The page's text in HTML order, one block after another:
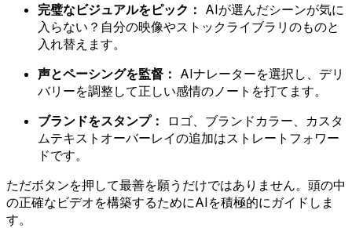
完璧なビジュアルをピック： AIが選んだシーンが気に
入らない？自分の映像やストックライブラリのものと
入れ替えます。
声とペーシングを監督： AIナレーターを選択し、デリ
バリーを調整して正しい感情のノートを打てます。
ブランドをスタンプ：
ロゴ、ブランドカラー、カスタ
ムテキストオーバーレイの追加はストレートフォワー
ドです。
ただボタンを押して最善を願うだけではありません。頭の中
の正確なビデオを構築するためにAIを積極的にガイドしま
す。